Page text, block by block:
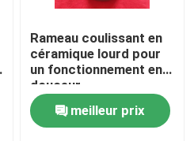
Rameau coulissant en
céramique lourd pour
un fonctionnement en
douceur
meilleur prix